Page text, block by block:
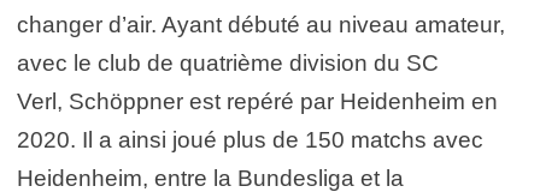
changer d’air. Ayant débuté au niveau amateur,
avec le club de quatrième division du SC
Verl, Schöppner est repéré par Heidenheim en
2020. Il a ainsi joué plus de 150 matchs avec
Heidenheim, entre la Bundesliga et la